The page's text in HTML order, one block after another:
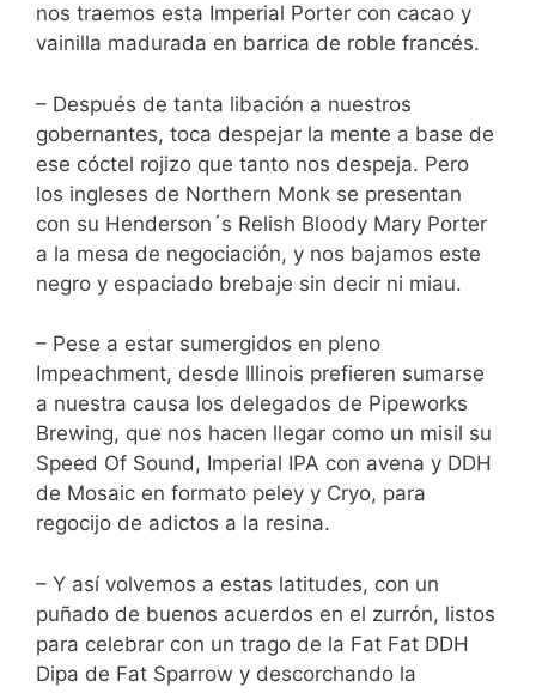
nos traemos esta Imperial Porter con cacao y
vainilla madurada en barrica de roble francés.
– Después de tanta libación a nuestros
gobernantes, toca despejar la mente a base de
ese cóctel rojizo que tanto nos despeja. Pero
los ingleses de Northern Monk se presentan
con su Henderson´s Relish Bloody Mary Porter
a la mesa de negociación, y nos bajamos este
negro y espaciado brebaje sin decir ni miau.
– Pese a estar sumergidos en pleno
Impeachment, desde Illinois prefieren sumarse
a nuestra causa los delegados de Pipeworks
Brewing, que nos hacen llegar como un misil su
Speed Of Sound, Imperial IPA con avena y DDH
de Mosaic en formato peley y Cryo, para
regocijo de adictos a la resina.
– Y así volvemos a estas latitudes, con un
puñado de buenos acuerdos en el zurrón, listos
para celebrar con un trago de la Fat Fat DDH
Dipa de Fat Sparrow y descorchando la